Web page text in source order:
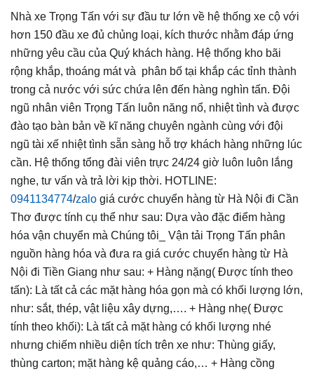
Nhà xe Trọng Tấn với sự đầu tư lớn về hệ thống xe cộ với
hơn 150 đầu xe đủ chủng loại, kích thước nhằm đáp ứng
những yêu cầu của Quý khách hàng. Hệ thống kho bãi
rộng khắp, thoáng mát và phân bố tại khắp các tỉnh thành
trong cả nước với sức chứa lên đến hàng nghìn tấn. Đội
ngũ nhân viên Trọng Tấn luôn năng nổ, nhiệt tình và được
đào tạo bàn bản về kĩ năng chuyên ngành cùng với đội
ngũ tài xế nhiệt tình sẵn sàng hỗ trợ khách hàng những lúc
cần. Hệ thống tổng đài viên trực 24/24 giờ luôn luôn lắng
nghe, tư vấn và trả lời kịp thời. HOTLINE:
0941134774/zalo giá cước chuyển hàng từ Hà Nội đi Cần
Thơ được tính cụ thể như sau: Dựa vào đặc điểm hàng
hóa vận chuyển mà Chúng tôi_ Vận tải Trọng Tấn phân
nguồn hàng hóa và đưa ra giá cước chuyển hàng từ Hà
Nội đi Tiền Giang như sau: + Hàng nặng( Được tính theo
tấn): Là tất cả các mặt hàng hóa gọn mà có khối lượng lớn,
như: sắt, thép, vật liệu xây dựng,…. + Hàng nhẹ( Được
tính theo khối): Là tất cả mặt hàng có khối lượng nhé
nhưng chiếm nhiều diện tích trên xe như: Thùng giấy,
thùng carton; mặt hàng kệ quảng cáo,… + Hàng cồng